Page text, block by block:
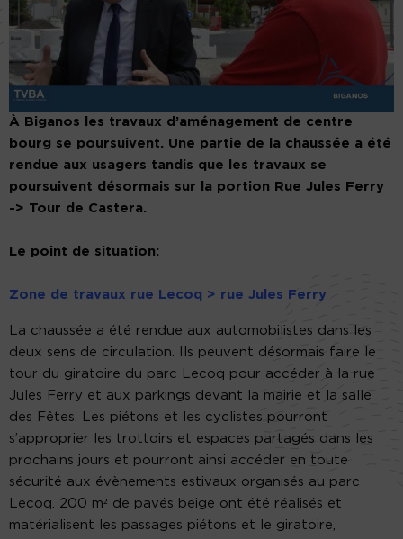
À Biganos les travaux d’aménagement de centre
bourg se poursuivent. Une partie de la chaussée a été
rendue aux usagers tandis que les travaux se
poursuivent désormais sur la portion Rue Jules Ferry
-> Tour de Castera.
Le point de situation:
Zone de travaux rue Lecoq > rue Jules Ferry
La chaussée a été rendue aux automobilistes dans les
deux sens de circulation. Ils peuvent désormais faire le
tour du giratoire du parc Lecoq pour accéder à la rue
Jules Ferry et aux parkings devant la mairie et la salle
des Fêtes. Les piétons et les cyclistes pourront
s’approprier les trottoirs et espaces partagés dans les
prochains jours et pourront ainsi accéder en toute
sécurité aux évènements estivaux organisés au parc
Lecoq. 200 m² de pavés beige ont été réalisés et
matérialisent les passages piétons et le giratoire,